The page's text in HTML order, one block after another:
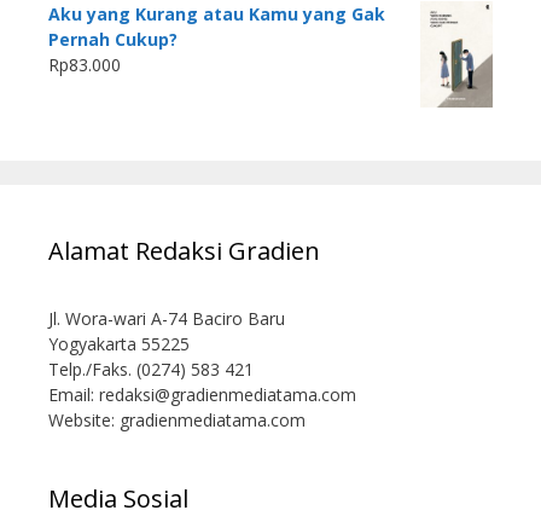
Aku yang Kurang atau Kamu yang Gak
Pernah Cukup?
Rp83.000
Alamat Redaksi Gradien
Jl. Wora-wari A-74 Baciro Baru
Yogyakarta 55225
Telp./Faks. (0274) 583 421
Email: redaksi@gradienmediatama.com
Website: gradienmediatama.com
Media Sosial